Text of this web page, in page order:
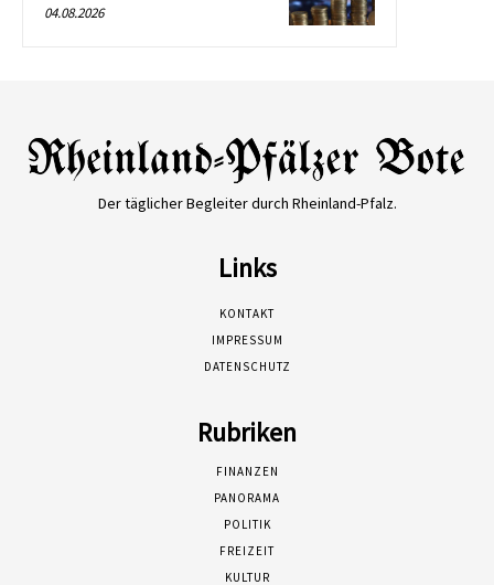
04.08.2026
Der täglicher Begleiter durch Rheinland-Pfalz.
Links
KONTAKT
IMPRESSUM
DATENSCHUTZ
Rubriken
FINANZEN
PANORAMA
POLITIK
FREIZEIT
KULTUR